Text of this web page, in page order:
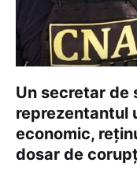
Un secretar de
reprezentantul
economic,
dosar de